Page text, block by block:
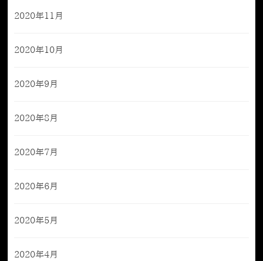
2020年11月
2020年10月
2020年9月
2020年8月
2020年7月
2020年6月
2020年5月
2020年4月